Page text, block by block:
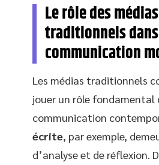
Le rôle des médias
traditionnels
communication
Les médias traditionnels
jouer un rôle fondamental
communication
écrite, par exemple,
d’analyse et de réflexion.